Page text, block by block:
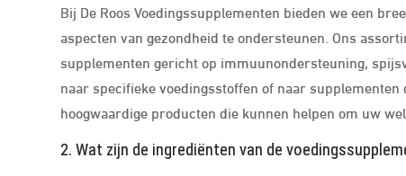
Bij De Roos Voedingssupplementen bieden we een
aspecten van gezondheid te ondersteunen. Ons
supplementen gericht op immuunondersteuning,
naar specifieke voedingsstoffen of naar
hoogwaardige producten die kunnen helpen om uw
2. Wat zijn de ingrediënten van de